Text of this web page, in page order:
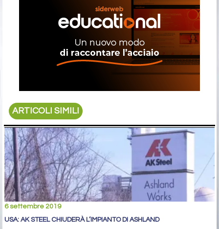
ARTICOLI SIMILI
6 settembre 2019
USA: AK STEEL CHIUDERÀ L’IMPIANTO DI ASHLAND